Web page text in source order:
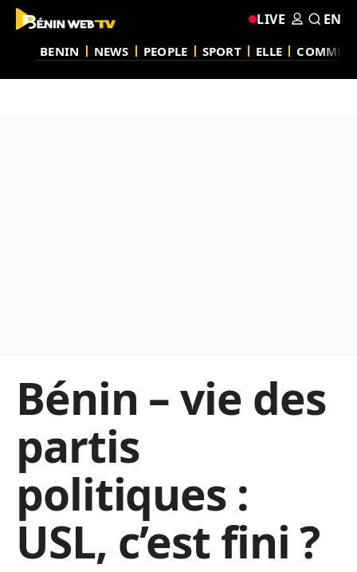
BENIN NEWS PEOPLE SPORT ELLE
LIVE EN
Bénin – vie des
partis
politiques :
USL, c’est fini ?